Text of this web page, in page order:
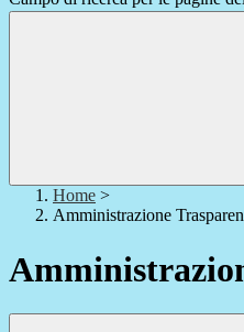
Home >
Amministrazione